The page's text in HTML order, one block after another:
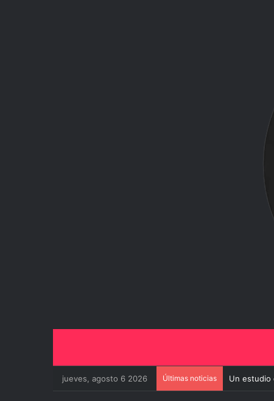
jueves, agosto 6 2026 Últimas noticias Un estudio